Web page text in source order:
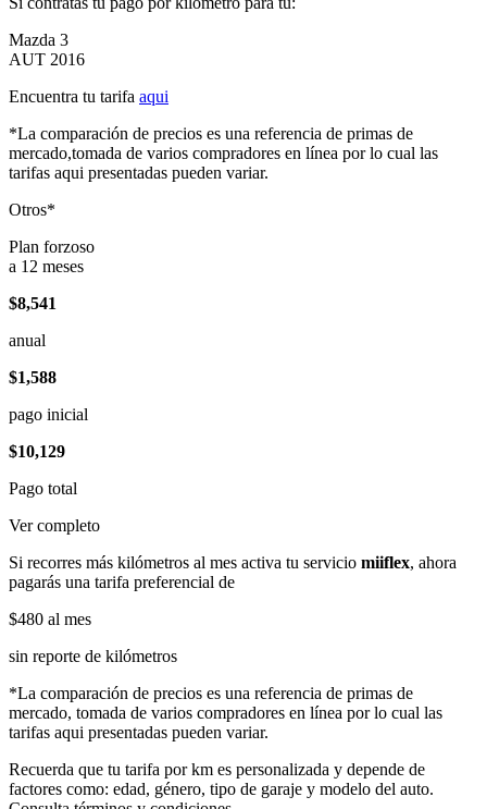
Mazda 3
AUT 2016
Encuentra tu tarifa aqui
*La comparación de precios es una referencia de primas de
mercado,tomada de varios compradores en línea por lo cual las
tarifas aqui presentadas pueden variar.
Otros*
Plan forzoso
a 12 meses
$8,541
anual
$1,588
pago inicial
$10,129
Pago total
Ver completo
Si recorres más kilómetros al mes activa tu servicio miiflex, ahora
pagarás una tarifa preferencial de
$480 al mes
sin reporte de kilómetros
*La comparación de precios es una referencia de primas de
mercado, tomada de varios compradores en línea por lo cual las
tarifas aqui presentadas pueden variar.
Recuerda que tu tarifa por km es personalizada y depende de
factores como: edad, género, tipo de garaje y modelo del auto.